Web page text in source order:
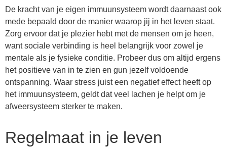
De kracht van je eigen immuunsysteem wordt daarnaast ook
mede bepaald door de manier waarop jij in het leven staat.
Zorg ervoor dat je plezier hebt met de mensen om je heen,
want sociale verbinding is heel belangrijk voor zowel je
mentale als je fysieke conditie. Probeer dus om altijd ergens
het positieve van in te zien en gun jezelf voldoende
ontspanning. Waar stress juist een negatief effect heeft op
het immuunsysteem, geldt dat veel lachen je helpt om je
afweersysteem sterker te maken.
Regelmaat in je leven